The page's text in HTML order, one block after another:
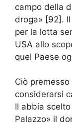
campo della
droga» [92]. Il
per la lotta
USA allo
quel Paese
Ciò
considerarsi
II abbia
Palazzo» il